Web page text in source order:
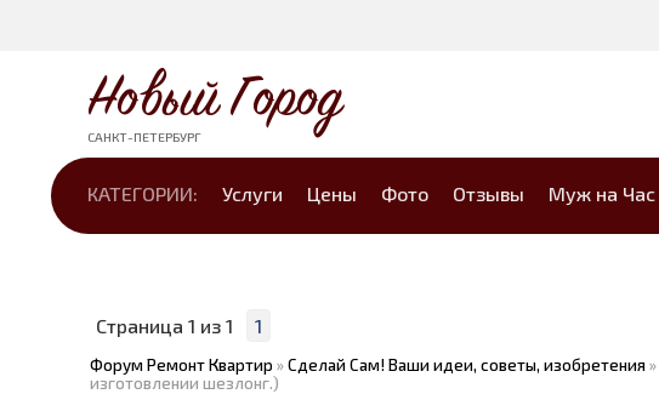
Новый Город
САНКТ-ПЕТЕРБУРГ
КАТЕГОРИИ: Услуги Цены Фото Отзывы Муж на Час
Страница 1 из 1 1
Форум Ремонт Квартир »Сделай Сам! Ваши идеи, советы, изобретения»
изготовлении шезлонг.)